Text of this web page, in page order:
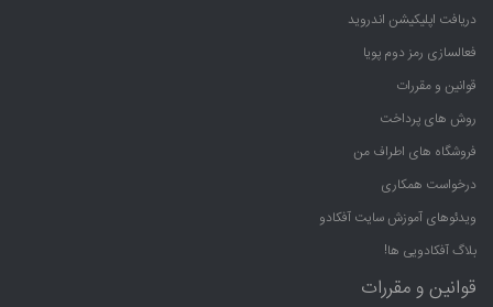
دریافت اپلیکیشن اندروید
فعالسازی رمز دوم پویا
قوانین و مقررات
روش های پرداخت
فروشگاه های اطراف من
درخواست همکاری
ویدئوهای آموزش سایت آفکادو
بلاگ آفکادویی ها!
قوانین و مقررات